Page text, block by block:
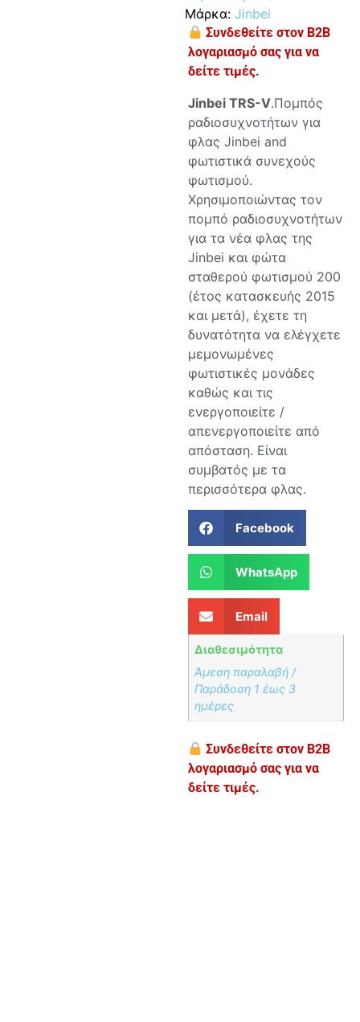
Μάρκα: Jinbei
Συνδεθείτε στον B2B
λογαριασμό σας για να
δείτε τιμές.
Jinbei TRS-V.Πομπός
ραδιοσυχνοτήτων για
φλας Jinbei and
φωτιστικά συνεχούς
φωτισμού.
Χρησιμοποιώντας τον
πομπό ραδιοσυχνοτήτων
για τα νέα φλας της
Jinbei και φώτα
σταθερού φωτισμού 200
(έτος κατασκευής 2015
και μετά), έχετε τη
δυνατότητα να ελέγχετε
μεμονωμένες
φωτιστικές μονάδες
καθώς και τις
ενεργοποιείτε /
απενεργοποιείτε από
απόσταση. Είναι
συμβατός με τα
περισσότερα φλας.
Facebook
WhatsApp
Email
Διαθεσιμότητα
Άμεση παραλαβή /
Παράδoση 1 έως 3
ημέρες
Συνδεθείτε στον B2B
λογαριασμό σας για να
δείτε τιμές.